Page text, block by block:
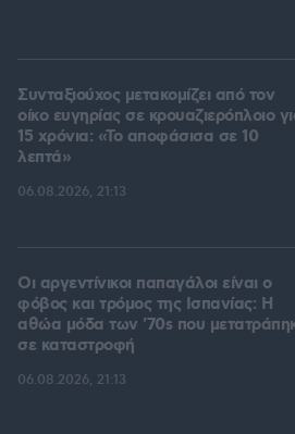
Συνταξιούχος μετακομίζει από τον
οίκο ευγηρίας σε κρουαζιερόπλοιο
15 χρόνια: «Το αποφάσισα σε 10
λεπτά»
06.08.2026, 21:13
Οι αργεντίνικοι παπαγάλοι είναι ο
φόβος και τρόμος της Ισπανίας: Η
αθώα μόδα των '70s που
σε καταστροφή
06.08.2026, 21:13